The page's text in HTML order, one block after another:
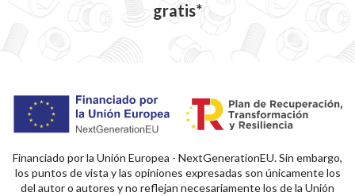
gratis*
Financiado por la Unión Europea - NextGenerationEU. Sin embargo,
los puntos de vista y las opiniones expresadas son únicamente los
del autor o autores y no reflejan necesariamente los de la Unión